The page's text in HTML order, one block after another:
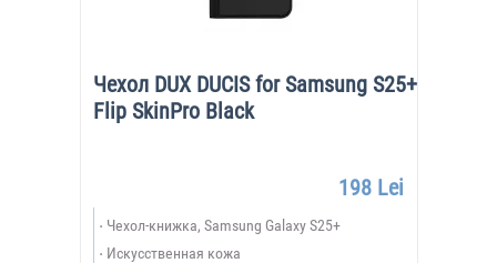
Чехол DUX DUCIS for Samsung S25+
Flip SkinPro Black
198 Lei
Чехол-книжка, Samsung Galaxy S25+
Искусственная кожа